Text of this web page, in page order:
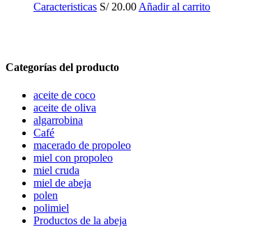
Caracteristicas S/20.00 Añadir al carrito
Categorías del producto
aceite de coco
aceite de oliva
algarrobina
Café
macerado de propoleo
miel con propoleo
miel cruda
miel de abeja
polen
polimiel
Productos de la abeja